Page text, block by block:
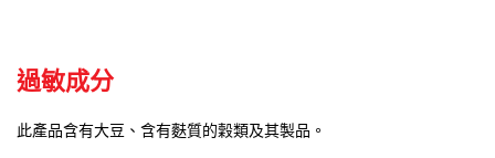
過敏成分
此產品含有大豆、含有麩質的穀類及其製品。